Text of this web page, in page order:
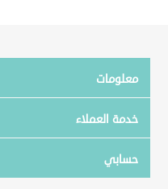
معلومات
خدمة العملاء
حسابي